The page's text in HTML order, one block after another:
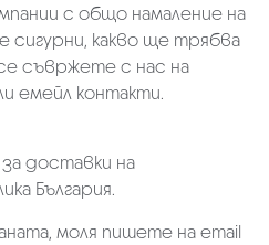
с общо намаление на
сигурни, какво ще трябва
съвржете с нас на
емейл контакти.
доставки на
България.
моля пишете на email